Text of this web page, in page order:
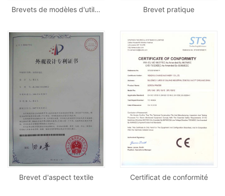
Brevets de modèles d'utilité Brevet pratique
Brevet d'aspect textile Certificat de conformité